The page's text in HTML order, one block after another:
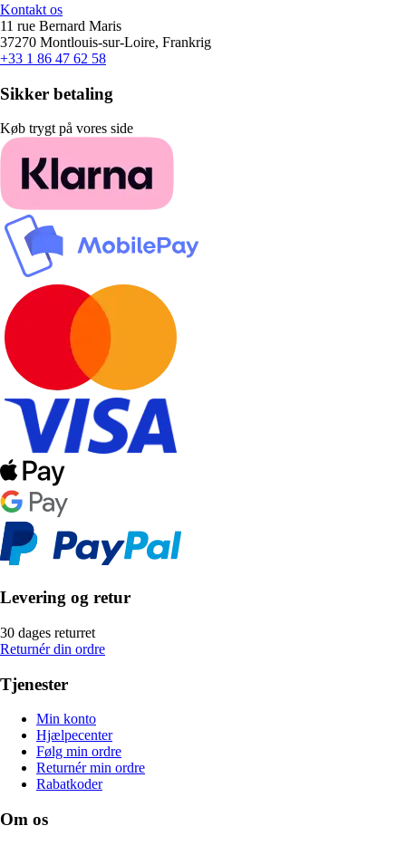
Kontakt os
11 rue Bernard Maris
37270 Montlouis-sur-Loire, Frankrig
+33 1 86 47 62 58
Sikker betaling
Køb trygt på vores side
Levering og retur
30 dages returret
Returnér din ordre
Tjenester
Min konto
Hjælpecenter
Følg min ordre
Returnér min ordre
Rabatkoder
Om os